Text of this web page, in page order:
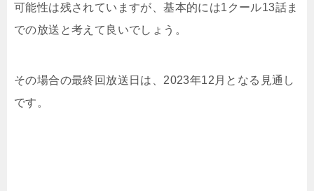
可能性は残されていますが、基本的には1クール13話ま
での放送と考えて良いでしょう。
その場合の最終回放送日は、2023年12月となる見通し
です。